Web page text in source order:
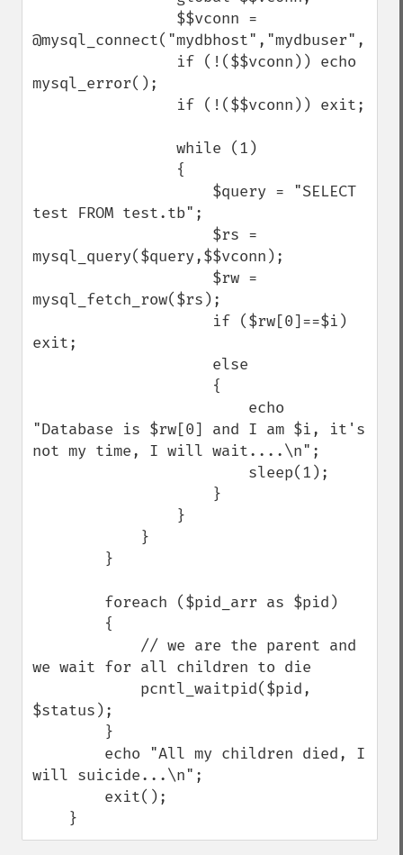
mysql_error();
test FROM test.tb";
mysql_query($query,$$vconn);
mysql_fetch_row($rs);
exit;
"Database is $rw[0] and I am $i, it's
not my time, I will wait....\n";
we wait for all children to die
$status);
will suicide...\n";
    }